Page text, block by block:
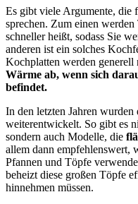
Es gibt viele Argumente, die
sprechen. Zum einen
schneller heißt, sodass Sie
anderen ist ein solches
Kochplatten werden generell
Wärme ab, wenn sich
befindet.
In den letzten Jahren
weiterentwickelt. So gibt es
sondern auch Modelle, die
allem dann empfehlenswert,
Pfannen und Töpfe
beheizt diese großen Töpfe
hinnehmen müssen.